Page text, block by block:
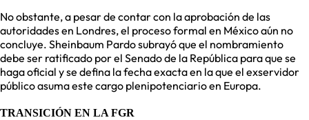
No obstante, a pesar de contar con la aprobación de las
autoridades en Londres, el proceso formal en México aún no
concluye. Sheinbaum Pardo subrayó que el nombramiento
debe ser ratificado por el Senado de la República para que se
haga oficial y se defina la fecha exacta en la que el exservidor
público asuma este cargo plenipotenciario en Europa.
TRANSICIÓN EN LA FGR